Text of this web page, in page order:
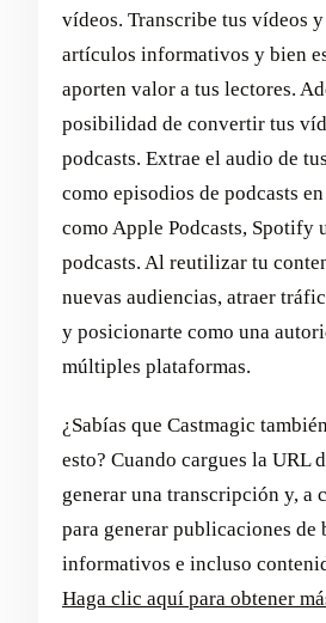
vídeos. Transcribe tus vídeos
artículos informativos y bien
aporten valor a tus lectores.
posibilidad de convertir tus
podcasts. Extrae el audio de
como episodios de podcasts
como Apple Podcasts, Spotify
podcasts. Al reutilizar tu
nuevas audiencias, atraer
y posicionarte como una
múltiples plataformas.
¿Sabías que Castmagic
esto? Cuando cargues la URL
generar una transcripción y,
para generar publicaciones de
informativos e incluso
Haga clic aquí para obtener